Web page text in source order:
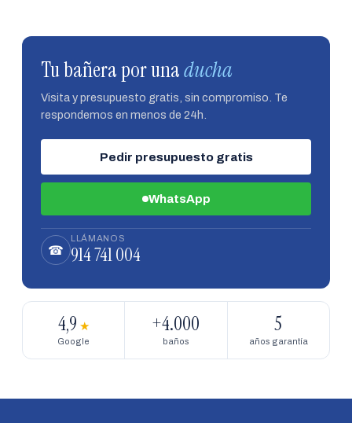
Tu bañera por unaducha
Visita y presupuesto gratis, sin compromiso. Te
respondemos en menos de 24h.
Pedir presupuesto gratis
WhatsApp
☎
LLÁMANOS
914 741 004
4,9 ★
Google
+4.000
baños
5
años garantía